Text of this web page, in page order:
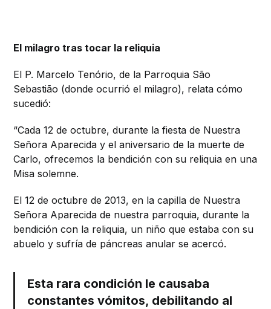
El milagro tras tocar la reliquia
El P. Marcelo Tenório, de la Parroquia São
Sebastião (donde ocurrió el milagro), relata cómo
sucedió:
“Cada 12 de octubre, durante la fiesta de Nuestra
Señora Aparecida y el aniversario de la muerte de
Carlo, ofrecemos la bendición con su reliquia en una
Misa solemne.
El 12 de octubre de 2013, en la capilla de Nuestra
Señora Aparecida de nuestra parroquia, durante la
bendición con la reliquia, un niño que estaba con su
abuelo y sufría de páncreas anular se acercó.
Esta rara condición le causaba
constantes vómitos, debilitando al